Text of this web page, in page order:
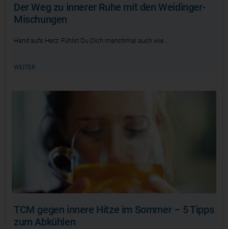
Der Weg zu innerer Ruhe mit den Weidinger-
Mischungen
Hand aufs Herz: Fühlst Du Dich manchmal auch wie
WEITER
TCM gegen innere Hitze im Sommer – 5 Tipps
zum Abkühlen